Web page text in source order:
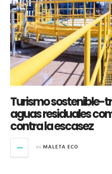
Turismo sostenible-
aguas residuales
contra la escasez
en MALETA ECO